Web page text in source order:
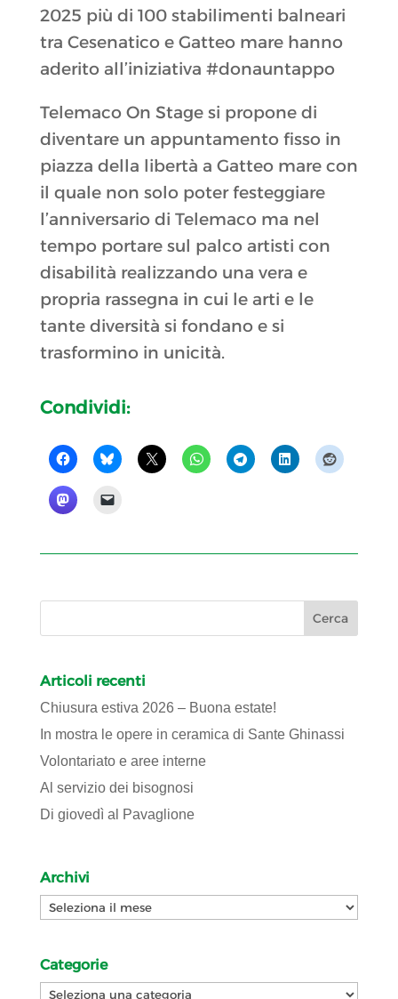
2025 più di 100 stabilimenti balneari
tra Cesenatico e Gatteo mare hanno
aderito all’iniziativa #donauntappo
Telemaco On Stage si propone di
diventare un appuntamento fisso in
piazza della libertà a Gatteo mare con
il quale non solo poter festeggiare
l’anniversario di Telemaco ma nel
tempo portare sul palco artisti con
disabilità realizzando una vera e
propria rassegna in cui le arti e le
tante diversità si fondano e si
trasformino in unicità.
Condividi:
Articoli recenti
Chiusura estiva 2026 – Buona estate!
In mostra le opere in ceramica di Sante Ghinassi
Volontariato e aree interne
Al servizio dei bisognosi
Di giovedì al Pavaglione
Archivi
Archivi
Categorie
Categorie